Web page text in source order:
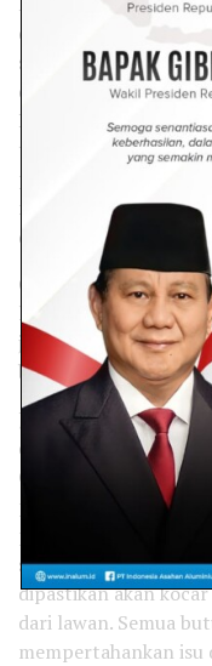
dan berjalan
sosialisasi diri. Pihak
dukungan dan juga
Pranowo. Bisa
terjungkal dan terjun
pembenaran politik
menggusur
dijalankannya.
Gerakan anti Ganjar
lawan politik atau
jika lawan bisa
besar untuk putar
Jika pemilik modal
di media on-line dan
Ganjar Pranowo.
politik yang semakin
pencapaian politik
secara pribadi bukan
dipastikan akan
dari lawan. Semua
mempertahankan isu